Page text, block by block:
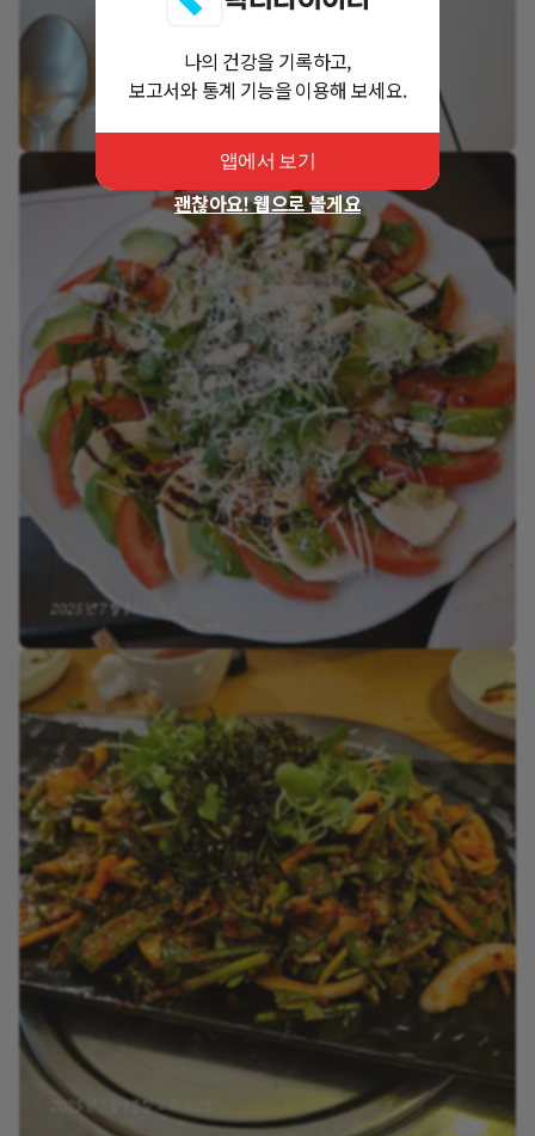
나의 건강을 기록하고,
보고서와 통계 기능을 이용해 보세요.
앱에서 보기
괜찮아요! 웹으로 볼게요